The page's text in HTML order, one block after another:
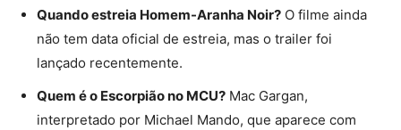
Quando estreia Homem-Aranha Noir? O filme ainda
não tem data oficial de estreia, mas o trailer foi
lançado recentemente.
Quem é o Escorpião no MCU? Mac Gargan,
interpretado por Michael Mando, que aparece com